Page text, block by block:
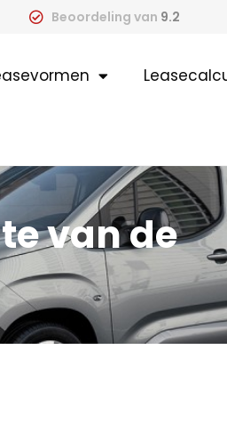
Beoordeling van 9.2
van de